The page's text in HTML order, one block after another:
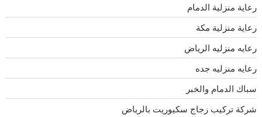
رعاية منزلية الدمام
رعاية منزلية مكة
رعايه منزليه الرياض
رعايه منزليه جده
سباك الدمام والخبر
شركة تركيب زجاج سكيوريت بالرياض